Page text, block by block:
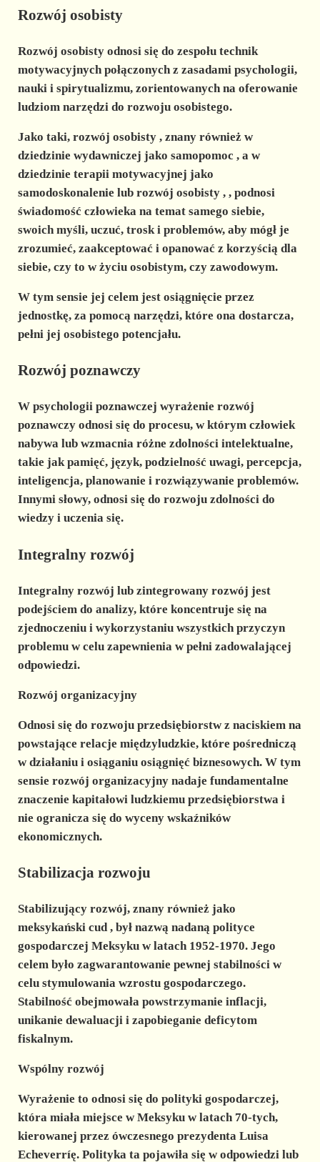
Rozwój osobisty
Rozwój osobisty odnosi się do zespołu technik
motywacyjnych połączonych z zasadami psychologii,
nauki i spirytualizmu, zorientowanych na oferowanie
ludziom narzędzi do rozwoju osobistego.
Jako taki, rozwój osobisty, znany również w
dziedzinie wydawniczej jako samopomoc , a w
dziedzinie terapii motywacyjnej jako
samodoskonalenie lub rozwój osobisty,, podnosi
świadomość człowieka na temat samego siebie,
swoich myśli, uczuć, trosk i problemów, aby mógł je
zrozumieć, zaakceptować i opanować z korzyścią dla
siebie, czy to w życiu osobistym, czy zawodowym.
W tym sensie jej celem jest osiągnięcie przez
jednostkę, za pomocą narzędzi, które ona dostarcza,
pełni jej osobistego potencjału.
Rozwój poznawczy
W psychologii poznawczej wyrażenie rozwój
poznawczy odnosi się do procesu, w którym człowiek
nabywa lub wzmacnia różne zdolności intelektualne,
takie jak pamięć, język, podzielność uwagi, percepcja,
inteligencja, planowanie i rozwiązywanie problemów.
Innymi słowy, odnosi się do rozwoju zdolności do
wiedzy i uczenia się.
Integralny rozwój
Integralny rozwój lub zintegrowany rozwój jest
podejściem do analizy, które koncentruje się na
zjednoczeniu i wykorzystaniu wszystkich przyczyn
problemu w celu zapewnienia w pełni zadowalającej
odpowiedzi.
Rozwój organizacyjny
Odnosi się do rozwoju przedsiębiorstw z naciskiem na
powstające relacje międzyludzkie, które pośredniczą
w działaniu i osiąganiu osiągnięć biznesowych. W tym
sensie rozwój organizacyjny nadaje fundamentalne
znaczenie kapitałowi ludzkiemuprzedsiębiorstwa i
nie ogranicza się do wyceny wskaźników
ekonomicznych.
Stabilizacja rozwoju
Stabilizujący rozwój, znany również jako
meksykański cud, był nazwą nadaną polityce
gospodarczej Meksyku w latach 1952-1970. Jego
celem było zagwarantowanie pewnej stabilności w
celu stymulowania wzrostu gospodarczego.
Stabilność obejmowała powstrzymanie inflacji,
unikanie dewaluacji i zapobieganie deficytom
fiskalnym.
Wspólny rozwój
Wyrażenie to odnosi się do polityki gospodarczej,
która miała miejsce w Meksyku w latach 70-tych,
kierowanej przez ówczesnego prezydenta Luisa
Echeverríę. Polityka ta pojawiła się w odpowiedzi lub